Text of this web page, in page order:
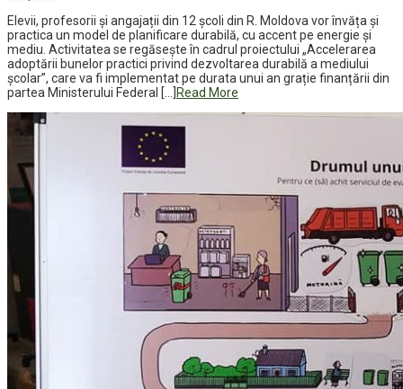
Elevii, profesorii și angajații din 12 școli din R. Moldova vor învăța și
practica un model de planificare durabilă, cu accent pe energie și
mediu. Activitatea se regăsește în cadrul proiectului „Accelerarea
adoptării bunelor practici privind dezvoltarea durabilă a mediului
școlar”, care va fi implementat pe durata unui an grație finanțării din
partea Ministerului Federal […]
Read More